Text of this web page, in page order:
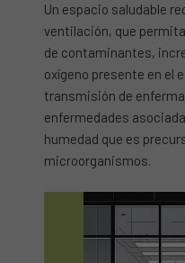
Un espacio saludable
ventilación, que
de contaminantes,
oxígeno presente en el
transmisión de
enfermedades
humedad que es
microorganismos.